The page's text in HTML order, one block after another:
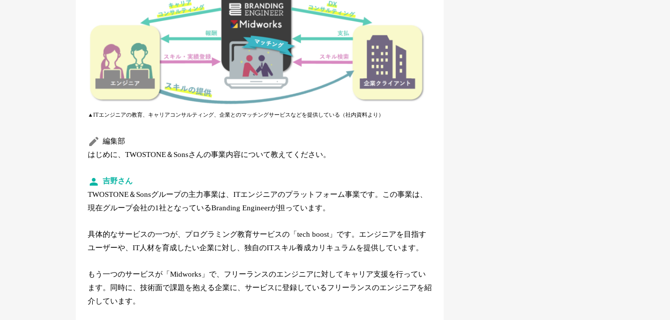
▲ITエンジニアの教育、キャリアコンサルティング、企業とのマッチングサービスなどを提供している（社内資料より）
編集部
はじめに、TWOSTONE＆Sonsさんの事業内容について教えてください。
吉野さん
TWOSTONE＆Sonsグループの主力事業は、ITエンジニアのプラットフォーム事業です。この事業は、
現在グループ会社の1社となっているBranding Engineerが担っています。
具体的なサービスの一つが、プログラミング教育サービスの「tech boost」です。エンジニアを目指す
ユーザーや、IT人材を育成したい企業に対し、独自のITスキル養成カリキュラムを提供しています。
もう一つのサービスが「Midworks」で、フリーランスのエンジニアに対してキャリア支援を行ってい
ます。同時に、技術面で課題を抱える企業に、サービスに登録しているフリーランスのエンジニアを紹
介しています。